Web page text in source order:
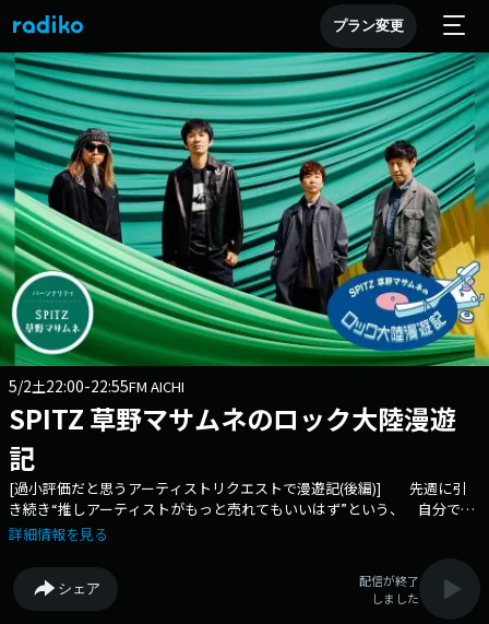
プラン変更
5/2土22:00-22:55FM AICHI
SPITZ 草野マサムネのロック大陸漫遊
記
[過小評価だと思うアーティストリクエストで漫遊記(後編)] 先週に引
き続き“推しアーティストがもっと売れてもいいはず”という、 自分で思
うよりも過小評価されているアーティストのリクエスト特集。 後半もリ
行ください！ ◆草野マサムネがおすすめの選曲と音楽への想いをのせ
てリスナーにお届け！◆ Xハッシュタグは「#エフエムアイチ」 Xア
カウントは「@FMAICHI」
詳細情報を見る
シェア
配信が終了
しました